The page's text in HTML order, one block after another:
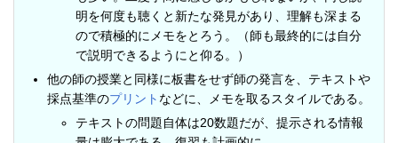
明を何度も聴くと新たな発見があり、理解も深まる
ので積極的にメモをとろう。（師も最終的には自分
で説明できるようにと仰る。）
他の師の授業と同様に板書をせず師の発言を、テキストや
採点基準のプリント などに、メモを取るスタイルである。
テキストの問題自体は20数題だが、提示される情報